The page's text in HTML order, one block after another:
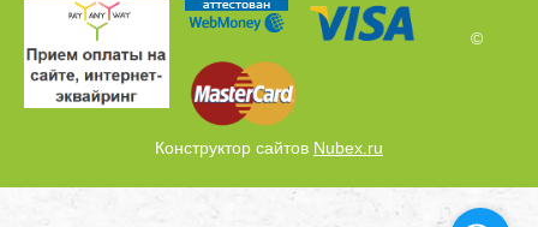
©
Конструктор сайтов Nubex.ru